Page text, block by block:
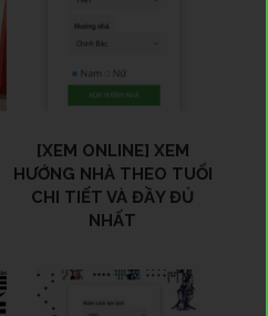
[XEM ONLINE] XEM
HƯỚNG NHÀ THEO TUỔI
CHI TIẾT VÀ ĐẦY ĐỦ
NHẤT